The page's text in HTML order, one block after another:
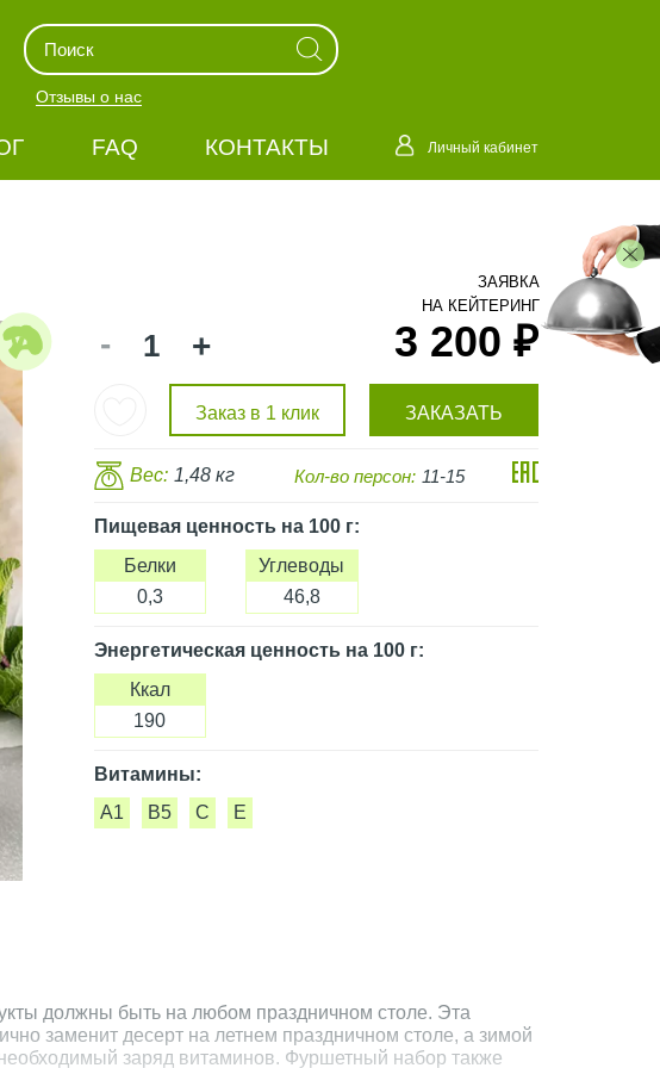
Отзывы о нас
FAQ КОНТАКТЫ Личный кабинет
- + 3 200 ₽
Заказ в 1 клик ЗАКАЗАТЬ
Вес: 1,48 кг Кол-во персон: 11-15
Пищевая ценностьна 100 г:
Белки
0,3
Углеводы
46,8
Энергетическая ценностьна 100 г:
Ккал
190
Витамины:
A1
B5 C E
должны быть на любом праздничном столе. Эта
заменит десерт на летнем праздничном столе, а зимой
заряд витаминов. Фуршетный набор также
ЗАЯВКА
НА КЕЙТЕРИНГ